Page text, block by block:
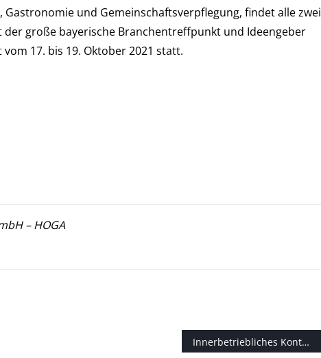
Gastronomie und Gemeinschaftsverpflegung, findet alle zwei
große bayerische Branchentreffpunkt und Ideengeber
17. bis 19. Oktober 2021 statt.
– HOGA
Innerbetriebliches Kontrollsystem erhöht Sicherheit beim Umsatzsteuer-Handling